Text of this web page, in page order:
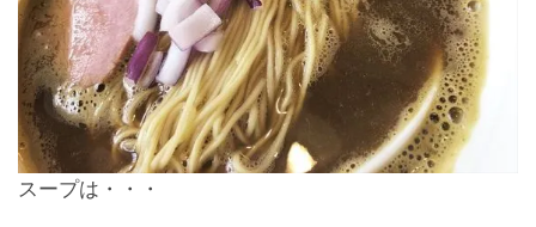
スープは・・・